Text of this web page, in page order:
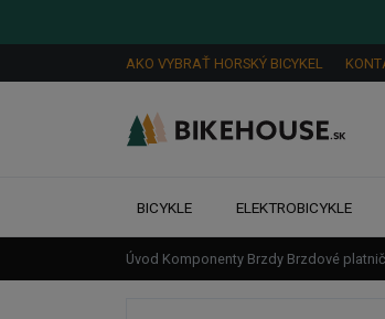
AKO VYBRAŤ HORSKÝ BICYKEL
BICYKLE ELEKTROBICYKLE
Úvod Komponenty Brzdy Brzdové